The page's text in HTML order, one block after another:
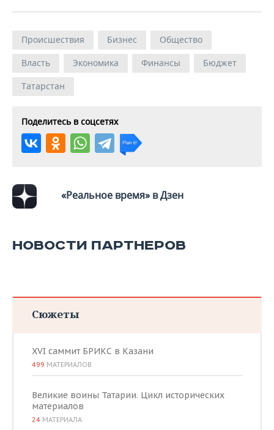
Происшествия Бизнес
Общество
Власть
Экономика Финансы
Бюджет
Татарстан
Поделитесь в соцсетях
«Реальное время» в Дзен
НОВОСТИ ПАРТНЕРОВ
Сюжеты
XVI саммит БРИКС в Казани
499 МАТЕРИАЛОВ
Великие воины Татарии. Цикл исторических
материалов
24 МАТЕРИАЛА